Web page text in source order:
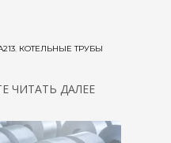
КОТЕЛЬНЫЕ ТРУБЫ
ЧИТАТЬ ДАЛЕЕ